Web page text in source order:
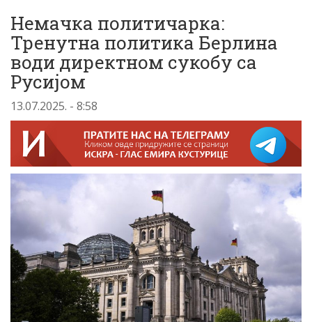
Немачка политичарка:
Тренутна политика Берлина
води директном сукобу са
Русијом
13.07.2025. - 8:58